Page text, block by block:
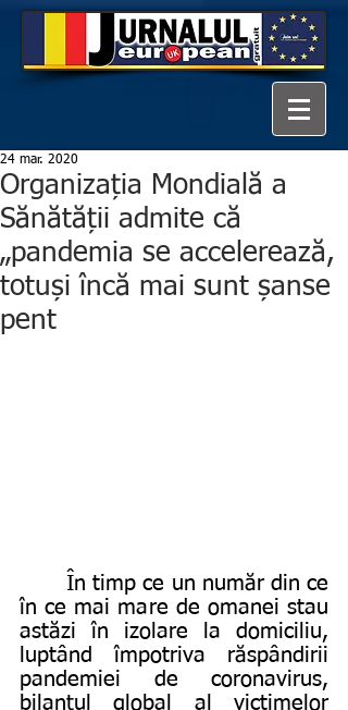
Organizația Mondială a
Sănătății admite că
„pandemia se accelerează,
totuși încă mai sunt șanse
pent
24 mar. 2020
       În timp ce un număr din ce
în ce mai mare de omanei stau
astăzi în izolare la domiciliu,
luptând împotriva răspândirii
pandemiei de coronavirus,
bilanțul global al victimelor